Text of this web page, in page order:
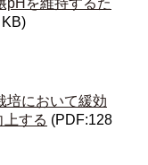
pHを維持するた
培において緩効
する (PDF:128